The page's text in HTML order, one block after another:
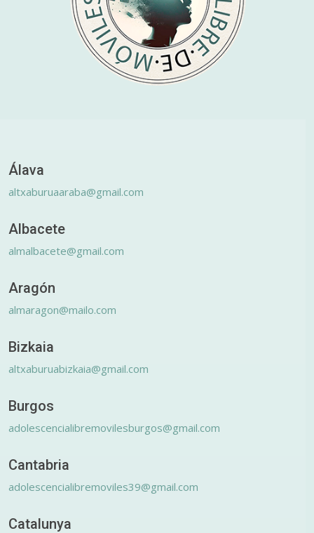
Álava
altxaburuaaraba@gmail.com
Albacete
almalbacete@gmail.com
Aragón
almaragon@mailo.com
Bizkaia
altxaburuabizkaia@gmail.com
Burgos
adolescencialibremovilesburgos@gmail.com
Cantabria
adolescencialibremoviles39@gmail.com
Catalunya